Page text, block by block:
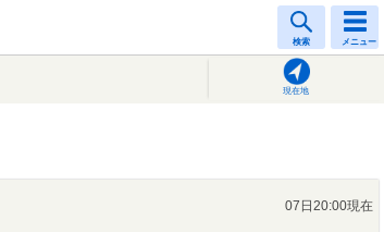
検索 メニュー
現在地
07日20:00現在